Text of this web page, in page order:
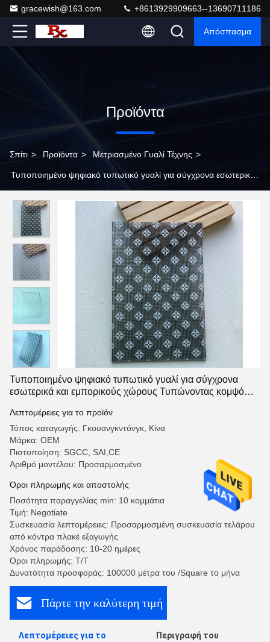
gracewish@163.com +8613929909663--13690711186
Απόσπασμα
Προϊόντα
Σπίτι > Προϊόντα > Μετριασμένο Γυαλί Τέχνης >
Τυποποιημένο ψηφιακό τυπωτικό γυαλί για σύγχρονα εσωτερικά
και εξατομικεύσιμος
Τυποποιημένο ψηφιακό τυπωτικό γυαλί για σύγχρονα
εσωτερικά και εμπορικούς χώρους Τυπώνοντας κομψό
Λεπτομέρειες για το προϊόν
Τόπος καταγωγής: Γκουανγκντόνγκ, Κίνα
Μάρκα: OEM
Πιστοποίηση: SGCC, SAI,CE
Αριθμό μοντέλου: Προσαρμοσμένο
Όροι πληρωμής και αποστολής
Ποσότητα παραγγελίας min: 10 κομμάτια
Τιμή: Negotiate
Συσκευασία λεπτομέρειες: Προσαρμοσμένη συσκευασία τελάρου
από κόντρα πλακέ εξαγωγής
Χρόνος παράδοσης: 10-20 ημέρες
Όροι πληρωμής: Τ/Τ
Δυνατότητα προσφοράς: 100000 μέτρα του /Square το μήνα
Πάρτε την καλύτερη τιμή
Λεπτομέρειες για το
Περιγραφή του